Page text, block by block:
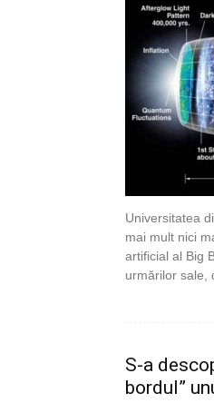
Universitatea
mai mult nici
artificial al Big
urmărilor sale,
S-a
bordul”